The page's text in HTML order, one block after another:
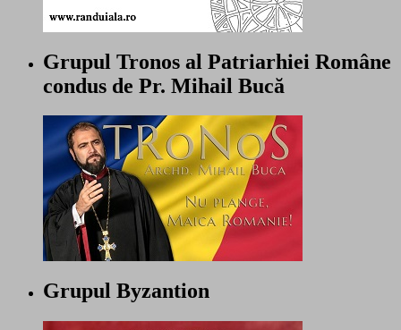
Grupul Tronos al Patriarhiei Române
condus de Pr. Mihail Bucă
Grupul Byzantion